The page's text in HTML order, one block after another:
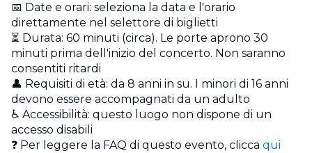
📅 Date e orari: seleziona la data e l'orario
direttamente nel selettore di biglietti
⏳ Durata: 60 minuti (circa). Le porte aprono 30
minuti prima dell'inizio del concerto. Non saranno
consentiti ritardi
👤 Requisiti di età: da 8 anni in su. I minori di 16 anni
devono essere accompagnati da un adulto
♿ Accessibilità: questo luogo non dispone di un
accesso disabili
❓ Per leggere la FAQ di questo evento, clicca qui